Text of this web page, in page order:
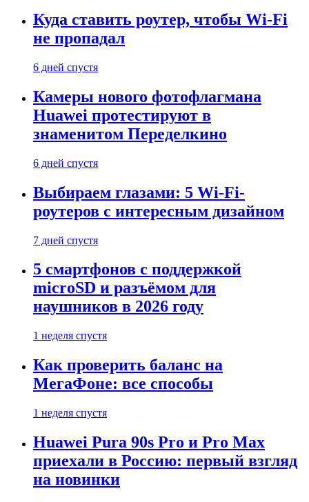
Куда ставить роутер, чтобы Wi-Fi
не пропадал
6 дней спустя
Камеры нового фотофлагмана
Huawei протестируют в
знаменитом Переделкино
6 дней спустя
Выбираем глазами: 5 Wi-Fi-
роутеров с интересным дизайном
7 дней спустя
5 смартфонов с поддержкой
microSD и разъёмом для
наушников в 2026 году
1 неделя спустя
Как проверить баланс на
МегаФоне: все способы
1 неделя спустя
Huawei Pura 90s Pro и Pro Max
приехали в Россию: первый взгляд
на новинки